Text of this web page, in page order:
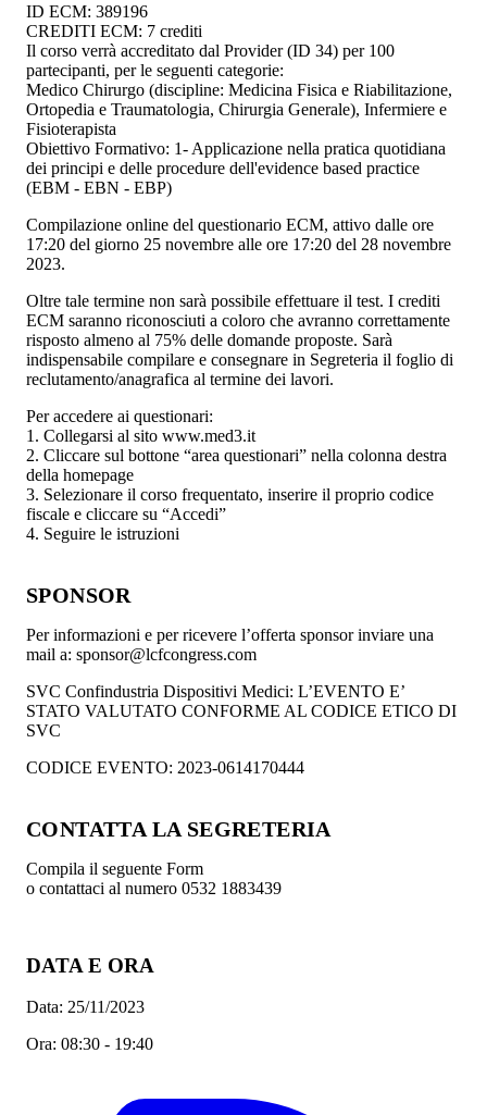
ID ECM: 389196
CREDITI ECM: 7 crediti
Il corso verrà accreditato dal Provider (ID 34) per 100
partecipanti, per le seguenti categorie:
Medico Chirurgo (discipline: Medicina Fisica e Riabilitazione,
Ortopedia e Traumatologia, Chirurgia Generale), Infermiere e
Fisioterapista
Obiettivo Formativo: 1- Applicazione nella pratica quotidiana
dei principi e delle procedure dell'evidence based practice
(EBM - EBN - EBP)
Compilazione online del questionario ECM, attivo dalle ore
17:20 del giorno 25 novembre alle ore 17:20 del 28 novembre
2023.
Oltre tale termine non sarà possibile effettuare il test. I crediti
ECM saranno riconosciuti a coloro che avranno correttamente
risposto almeno al 75% delle domande proposte. Sarà
indispensabile compilare e consegnare in Segreteria il foglio di
reclutamento/anagrafica al termine dei lavori.
Per accedere ai questionari:
1. Collegarsi al sito www.med3.it
2. Cliccare sul bottone “area questionari” nella colonna destra
della homepage
3. Selezionare il corso frequentato, inserire il proprio codice
fiscale e cliccare su “Accedi”
4. Seguire le istruzioni
SPONSOR
Per informazioni e per ricevere l’offerta sponsor inviare una
mail a: sponsor@lcfcongress.com
SVC Confindustria Dispositivi Medici: L’EVENTO E’
STATO VALUTATO CONFORME AL CODICE ETICO DI
SVC
CODICE EVENTO: 2023-0614170444
CONTATTA LA SEGRETERIA
Compila il seguente Form
o contattaci al numero 0532 1883439
DATA E ORA
Data: 25/11/2023
Ora: 08:30 - 19:40